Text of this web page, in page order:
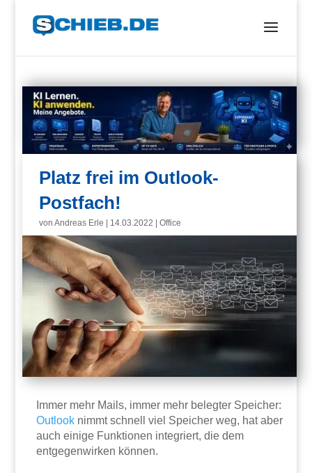
Platz frei im Outlook-
Postfach!
vonAndreas Erle 14.03.2022 |Office
Immer mehr Mails, immer mehr belegter Speicher:
Outlook nimmt schnell viel Speicher weg, hat aber
auch einige Funktionen integriert, die dem
entgegenwirken können.